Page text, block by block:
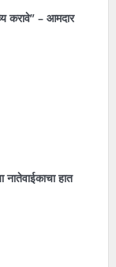
करावे” – आमदार
नातेवाईकाचा हात